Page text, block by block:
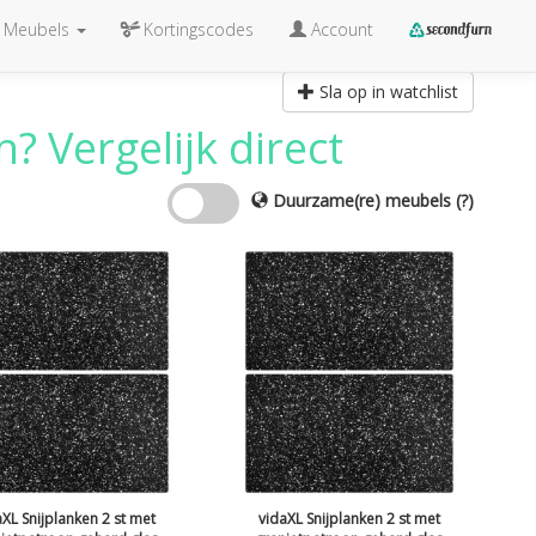
Meubels Kortingscodes Account
Sla op in watchlist
Vergelijk direct
Duurzame(re) meubels (?)
Snijplanken 2 st met
vidaXL Snijplanken 2 st met